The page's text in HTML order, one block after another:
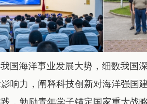
国海洋事业发展大势，细数我国
响力，阐释科技创新对海洋强国
，勉励青年学子锚定国家重大战